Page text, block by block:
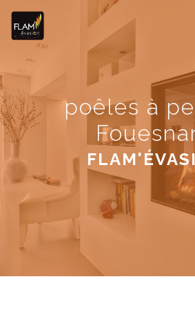
poêles à
Panneau de gestion des cookies